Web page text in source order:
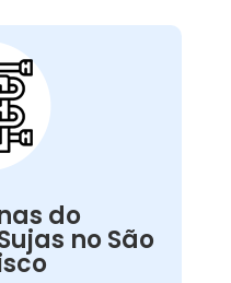
do
no São
do
Sujas:
limpeza regular
detalhado para
adequado do